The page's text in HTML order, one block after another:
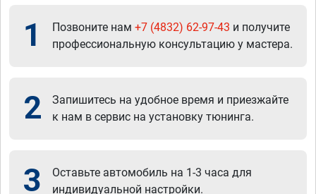
1 Позвоните нам +7 (4832) 62-97-43 и получите
профессиональную консультацию у мастера.
2
Запишитесь на удобное время и приезжайте
к нам в сервис на установку тюнинга.
3
Оставьте автомобиль на 1-3 часа для
индивидуальной настройки.